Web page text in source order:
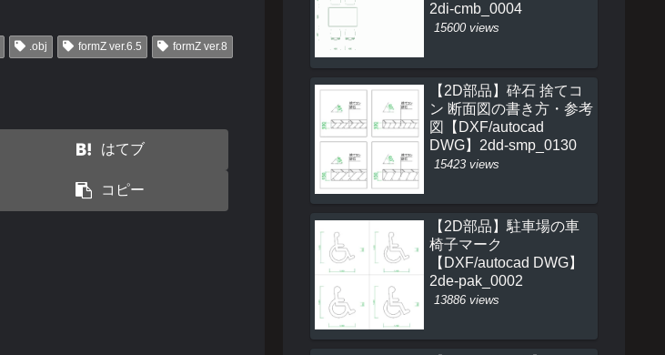
.obj formZ ver.6.5
formZ ver.8
はてブ
コピー
2di-cmb_0004
15600 views
【2D部品】砕石 捨てコ
ン 断面図の書き方・参考
図【DXF/autocad
DWG】2dd-smp_0130
15423 views
【2D部品】駐車場の車
椅子マーク
【DXF/autocad DWG】
2de-pak_0002
13886 views